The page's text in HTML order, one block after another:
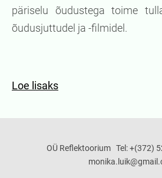
päriselu õudustega toime
õudusjuttudel ja -filmidel.
Loe lisaks
OÜ Reflektoorium Tel: +(372)